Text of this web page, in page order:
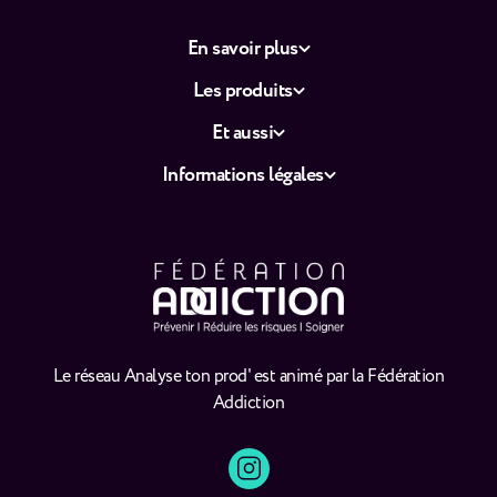
Le réseau Analyse ton prod' est animé par la Fédération
Addiction
En savoir plus
Les produits
Et aussi
Informations légales